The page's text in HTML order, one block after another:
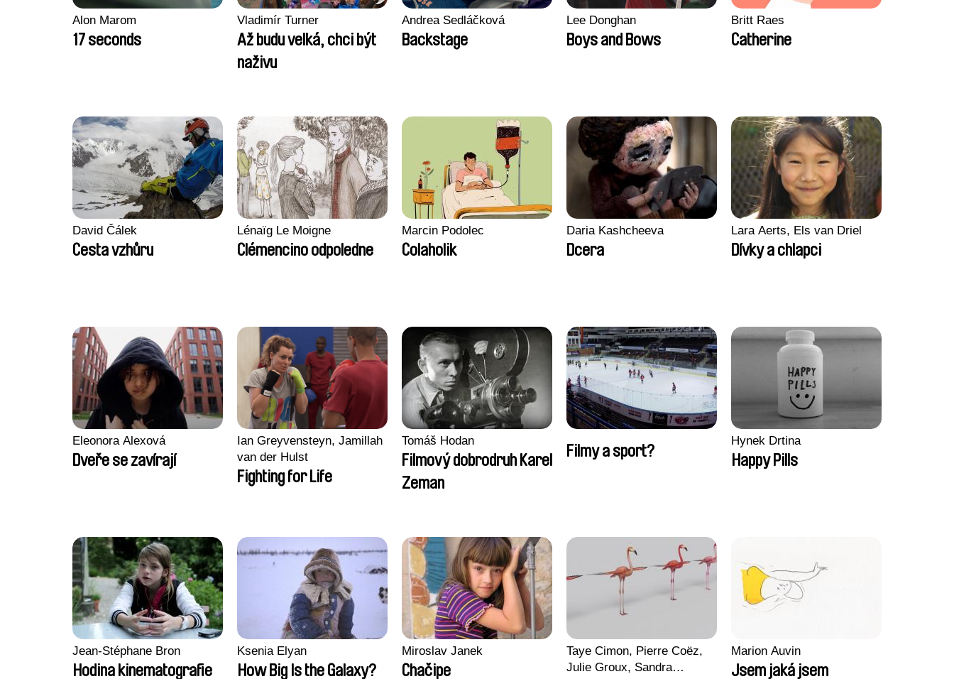
Alon Marom
17 seconds
Vladimír Turner
Až budu velká, chci být
naživu
Andrea Sedláčková
Backstage
Lee Donghan
Boys and Bows
Britt Raes
Catherine
David Čálek
Cesta vzhůru
Lénaïg Le Moigne
Clémencino odpoledne
Marcin Podolec
Colaholik
Daria Kashcheeva
Dcera
Lara Aerts, Els van Driel
Dívky a chlapci
Eleonora Alexová
Dveře se zavírají
Ian Greyvensteyn, Jamillah
van der Hulst
Fighting for Life
Tomáš Hodan
Filmový dobrodruh Karel
Zeman
Filmy a sport?
Hynek Drtina
Happy Pills
Jean-Stéphane Bron
Hodina kinematografie
Ksenia Elyan
How Big Is the Galaxy?
Miroslav Janek
Chačipe
Taye Cimon, Pierre Coëz,
Julie Groux, Sandra
Marion Auvin
Jsem jaká jsem